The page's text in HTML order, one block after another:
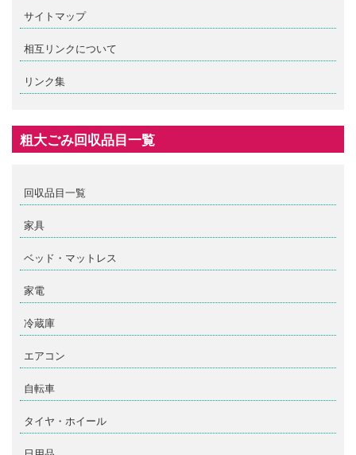
サイトマップ
相互リンクについて
リンク集
粗大ごみ回収品目一覧
回収品目一覧
家具
ベッド・マットレス
家電
冷蔵庫
エアコン
自転車
タイヤ・ホイール